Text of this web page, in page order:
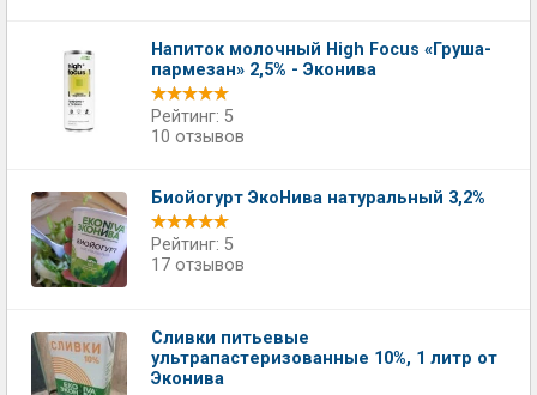
Напиток молочный High Focus «Груша-
пармезан» 2,5% - Эконива
Рейтинг: 5
10 отзывов
Биойогурт ЭкоНива натуральный 3,2%
Рейтинг: 5
17 отзывов
Сливки питьевые
ультрапастеризованные 10%, 1 литр от
Эконива